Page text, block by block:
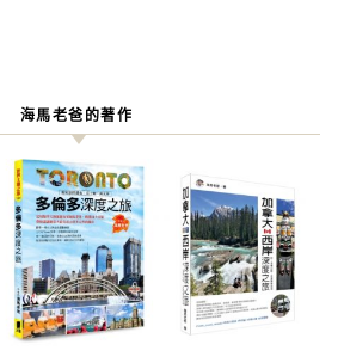
海馬老爸的著作